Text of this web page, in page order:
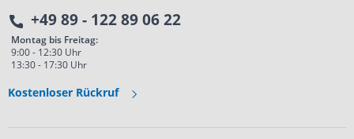
+49 89 - 122 89 06 22
Montag bis Freitag:
9:00 - 12:30 Uhr
13:30 - 17:30 Uhr
Kostenloser Rückruf